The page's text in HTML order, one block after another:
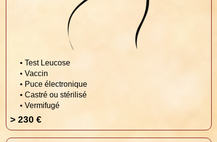
• Test Leucose
• Vaccin
• Puce électronique
• Castré ou stérilisé
• Vermifugé
> 230 €